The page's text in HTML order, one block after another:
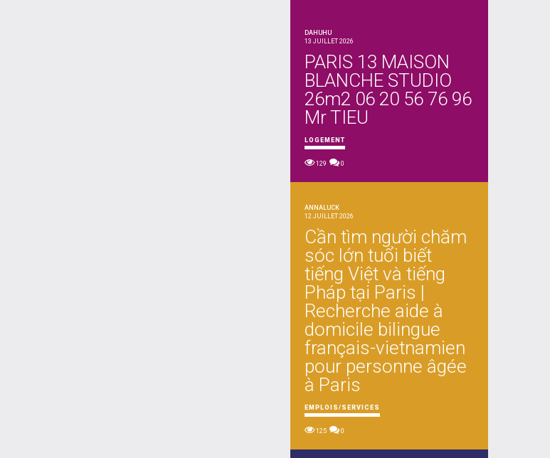
DAHUHU
13 JUILLET 2026
PARIS 13 MAISON
BLANCHE STUDIO
26m2 06 20 56 76 96
Mr TIEU
LOGEMENT
129 0
ANNALUCK
12 JUILLET 2026
Cần tìm người chăm
sóc lớn tuổi biết
tiếng Việt và tiếng
Pháp tại Paris |
Recherche aide à
domicile bilingue
français-vietnamien
pour personne âgée
à Paris
EMPLOIS/SERVICES
125 0